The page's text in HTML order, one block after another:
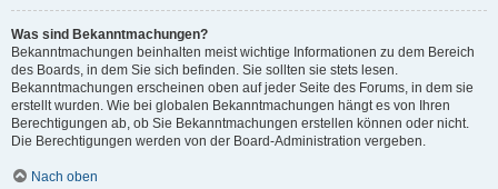
Was sind Bekanntmachungen?
Bekanntmachungen beinhalten meist wichtige Informationen zu dem Bereich
des Boards, in dem Sie sich befinden. Sie sollten sie stets lesen.
Bekanntmachungen erscheinen oben auf jeder Seite des Forums, in dem sie
erstellt wurden. Wie bei globalen Bekanntmachungen hängt es von Ihren
Berechtigungen ab, ob Sie Bekanntmachungen erstellen können oder nicht.
Die Berechtigungen werden von der Board-Administration vergeben.
Nach oben